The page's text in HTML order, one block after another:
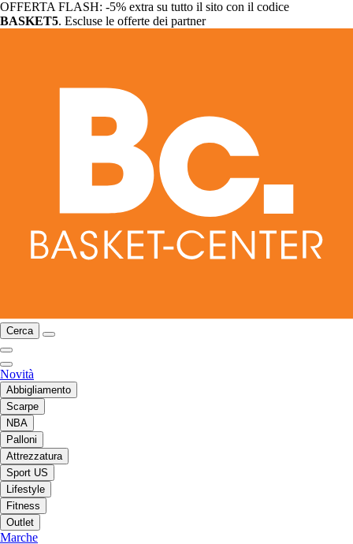
OFFERTA FLASH: -5% extra su tutto il sito con il codice
BASKET5. Escluse le offerte dei partner
Cerca
Novità
Abbigliamento
Scarpe
NBA
Palloni
Attrezzatura
Sport US
Lifestyle
Fitness
Outlet
Marche